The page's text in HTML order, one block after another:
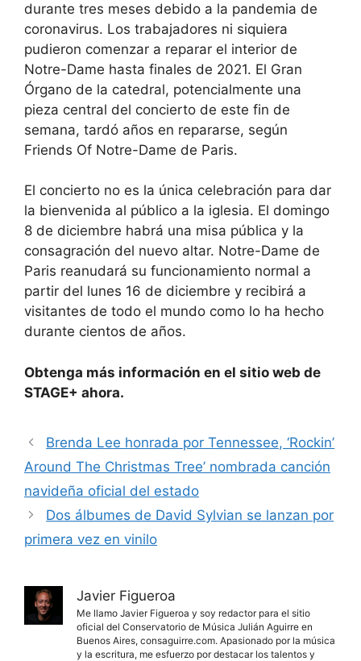
durante tres meses debido a la pandemia de
coronavirus. Los trabajadores ni siquiera
pudieron comenzar a reparar el interior de
Notre-Dame hasta finales de 2021. El Gran
Órgano de la catedral, potencialmente una
pieza central del concierto de este fin de
semana, tardó años en repararse, según
Friends Of Notre-Dame de Paris.
El concierto no es la única celebración para dar
la bienvenida al público a la iglesia. El domingo
8 de diciembre habrá una misa pública y la
consagración del nuevo altar. Notre-Dame de
Paris reanudará su funcionamiento normal a
partir del lunes 16 de diciembre y recibirá a
visitantes de todo el mundo como lo ha hecho
durante cientos de años.
Obtenga más información en el sitio web de
STAGE+ ahora.
Brenda Lee honrada por Tennessee, ‘Rockin’
Around The Christmas Tree’ nombrada canción
navideña oficial del estado
Dos álbumes de David Sylvian se lanzan por
primera vez en vinilo
Javier Figueroa
Me llamo Javier Figueroa y soy redactor para el sitio
oficial del Conservatorio de Música Julián Aguirre en
Buenos Aires, consaguirre.com. Apasionado por la música
y la escritura, me esfuerzo por destacar los talentos y